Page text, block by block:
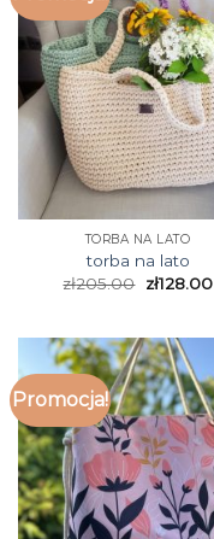
TORBA NA LATO
torba na lato
zł205.00 zł128.00
Promocja!